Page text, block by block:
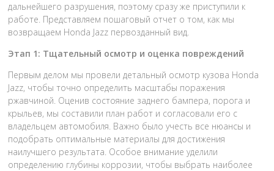
дальнейшего разрушения, поэтому сразу же приступили к
работе. Представляем пошаговый отчет о том, как мы
возвращаем Honda Jazz первозданный вид.
Этап 1: Тщательный осмотр и оценка повреждений
Первым делом мы провели детальный осмотр кузова Honda
Jazz, чтобы точно определить масштабы поражения
ржавчиной. Оценив состояние заднего бампера, порога и
крыльев, мы составили план работ и согласовали его с
владельцем автомобиля. Важно было учесть все нюансы и
подобрать оптимальные материалы для достижения
наилучшего результата. Особое внимание уделили
определению глубины коррозии, чтобы выбрать наиболее